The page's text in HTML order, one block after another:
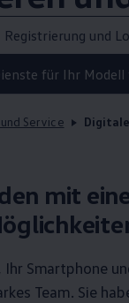
Registrierung und
für Ihr Modell
Service
mit
Ihr Smartphone
Team. Sie